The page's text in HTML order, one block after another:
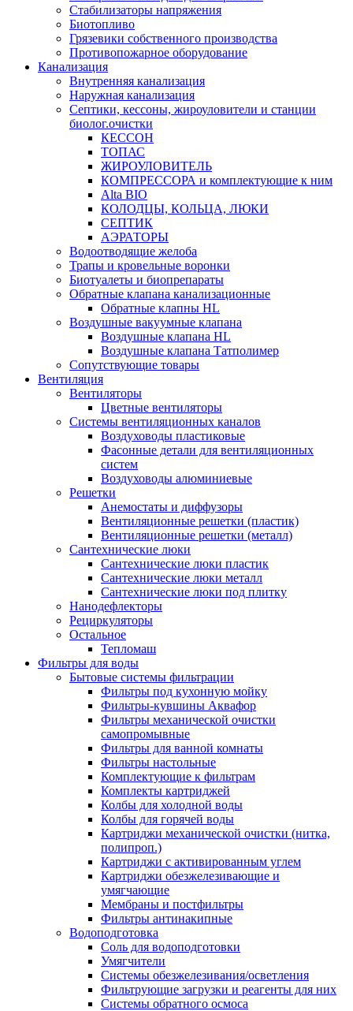
Стабилизаторы напряжения
Биотопливо
Грязевики собственного производства
Противопожарное оборудование
Канализация
Внутренняя канализация
Наружная канализация
Септики, кессоны, жироуловители и станции
биолог.очистки
КЕССОН
ТОПАС
ЖИРОУЛОВИТЕЛЬ
КОМПРЕССОРА и комплектующие к ним
Alta BIO
КОЛОДЦЫ, КОЛЬЦА, ЛЮКИ
СЕПТИК
АЭРАТОРЫ
Водоотводящие желоба
Трапы и кровельные воронки
Биотуалеты и биопрепараты
Обратные клапана канализационные
Обратные клапны HL
Воздушные вакуумные клапана
Воздушные клапана HL
Воздушные клапана Татполимер
Сопутствующие товары
Вентиляция
Вентиляторы
Цветные вентиляторы
Системы вентиляционных каналов
Воздуховоды пластиковые
Фасонные детали для вентиляционных
систем
Воздуховоды алюминиевые
Решетки
Анемостаты и диффузоры
Вентиляционные решетки (пластик)
Вентиляционные решетки (металл)
Сантехнические люки
Сантехнические люки пластик
Сантехнические люки металл
Сантехнические люки под плитку
Нанодефлекторы
Рециркуляторы
Остальное
Тепломаш
Фильтры для воды
Бытовые системы фильтрации
Фильтры под кухонную мойку
Фильтры-кувшины Аквафор
Фильтры механической очистки
самопромывные
Фильтры для ванной комнаты
Фильтры настольные
Комплектующие к фильтрам
Комплекты картриджей
Колбы для холодной воды
Колбы для горячей воды
Картриджи механической очистки (нитка,
полипроп.)
Картриджи с активированным углем
Картриджи обезжелезивающие и
умягчающие
Мембраны и постфильтры
Фильтры антинакипные
Водоподготовка
Соль для водоподготовки
Умягчители
Системы обезжелезивания/осветления
Фильтрующие загрузки и реагенты для них
Системы обратного осмоса